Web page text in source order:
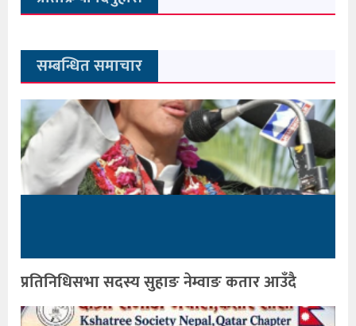
सम्बन्धित समाचार
प्रतिनिधिसभा सदस्य सुहाङ नेम्वाङ कतार आउँदै